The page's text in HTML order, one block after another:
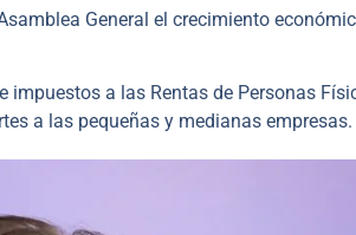
General el crecimiento
a las Rentas de Personas
a las pequeñas y medianas empresas.